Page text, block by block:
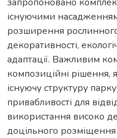
існуючими
розширення
декоративності,
адаптації. Важливим
композиційні рішення,
існуючу структуру
привабливості для
використання високо
доцільного розміщення